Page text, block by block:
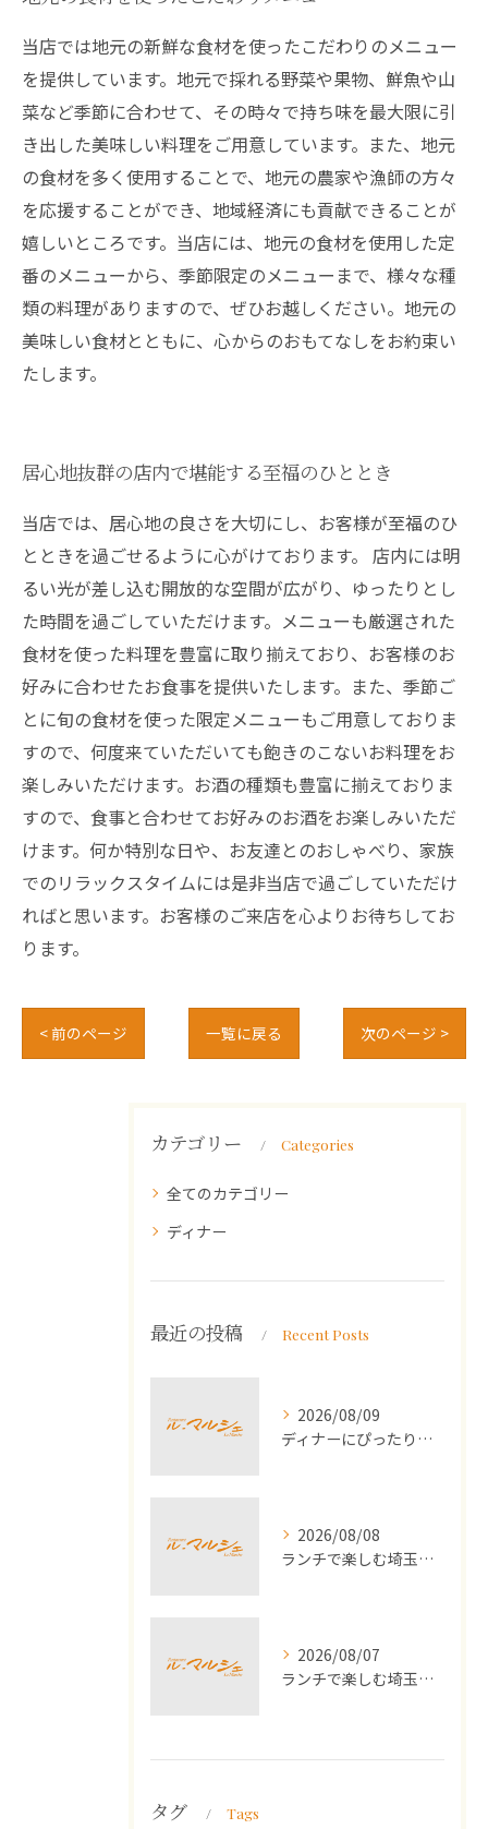
当店では地元の新鮮な食材を使ったこだわりのメニュー
を提供しています。地元で採れる野菜や果物、鮮魚や山
菜など季節に合わせて、その時々で持ち味を最大限に引
き出した美味しい料理をご用意しています。また、地元
の食材を多く使用することで、地元の農家や漁師の方々
を応援することができ、地域経済にも貢献できることが
嬉しいところです。当店には、地元の食材を使用した定
番のメニューから、季節限定のメニューまで、様々な種
類の料理がありますので、ぜひお越しください。地元の
美味しい食材とともに、心からのおもてなしをお約束い
たします。
居心地抜群の店内で堪能する至福のひととき
当店では、居心地の良さを大切にし、お客様が至福のひ
とときを過ごせるように心がけております。 店内には明
るい光が差し込む開放的な空間が広がり、ゆったりとし
た時間を過ごしていただけます。メニューも厳選された
食材を使った料理を豊富に取り揃えており、お客様のお
好みに合わせたお食事を提供いたします。また、季節ご
とに旬の食材を使った限定メニューもご用意しておりま
すので、何度来ていただいても飽きのこないお料理をお
楽しみいただけます。お酒の種類も豊富に揃えておりま
すので、食事と合わせてお好みのお酒をお楽しみいただ
けます。何か特別な日や、お友達とのおしゃべり、家族
でのリラックスタイムには是非当店で過ごしていただけ
ればと思います。お客様のご来店を心よりお待ちしてお
ります。
< 前のページ 一覧に戻る 次のページ >
カテゴリー Categories
全てのカテゴリー
ディナー
最近の投稿 Recent Posts
2026/08/09
ディナーにぴったりな埼玉県川口市でワインと楽しむ隠れ家スポット徹底ガイド
2026/08/08
ランチで楽しむ埼玉県川口市の牡蠣フライ定食の魅力と満足ポイントを徹底解説
2026/08/07
ランチで楽しむ埼玉県川口市の運動会シーズンにおすすめ家族体験ガイド
タグ Tags